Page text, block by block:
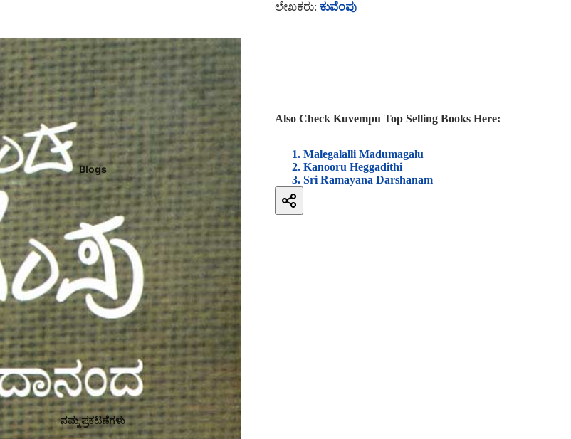
Blogs
ನಮ್ಮ ಪ್ರಕಟಣೆಗಳು
ಲೇಖಕರು: ಕುವೆಂಪು
Also Check Kuvempu Top Selling Books Here:
Malegalalli Madumagalu
Kanooru Heggadithi
Sri Ramayana Darshanam